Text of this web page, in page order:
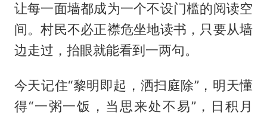
让每一面墙都成为一个不设门槛的阅读空
间。村民不必正襟危坐地读书，只要从墙
边走过，抬眼就能看到一两句。
今天记住“黎明即起，洒扫庭除”，明天懂
得“一粥一饭，当思来处不易”，日积月